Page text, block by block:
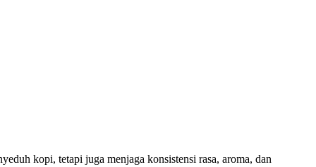
kopi, tetapi juga menjaga konsistensi rasa, aroma, dan